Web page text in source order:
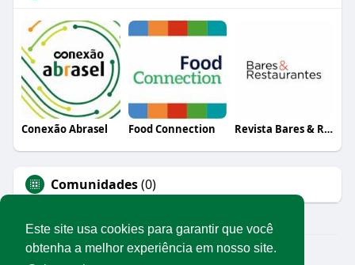
Este site usa cookies para garantir que você
obtenha a melhor experiência em nosso site.
Conexão Abrasel Food Connection Revista Bares & Restaurantes
Comunidades(0)
© 2026 Rede Abrasel